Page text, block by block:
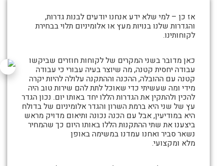
התמונות
מטה
מספרות
את
סיפור
גדר
עץ
וגדר
אלומיניום
אז כן – למי שלא ידע אנחנו יודעים לבנות גדרות,
והגדרות שלנו בנויות מעץ או אלומיניום תלוי בבחירת
לקוחותינו.
כאן מדובר בשני המקרים של לקוחות חוזרים שביקשו
עבודה יחסית קטנה, מה שיוצר בעיה עבורי כי עבודה
קטנה עם ההובלה, ההכנה וההתקנה עלולה להיות יקרה
מידי ומה שעשיתי כדי שאוכל לתת להם שירות טוב היה
להכין ולהתקין את הגדרות הללו יחד באותו יום. נכון הגדר
עץ של שני היא ברמת השרון והגדר אלומיניום של בדולח
היא במודיעין, אבל עם הכנה נכונה ותיאום מדויק מראש
ביצענו את שתי ההתקנות הללו באותו היום כך שהמחיר
נשאר סביר ואחנו עמדנו במשימה באופן
מלא ומקצועי.